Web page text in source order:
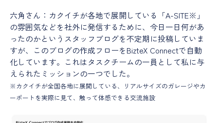
六角さん：カクイチが各地で展開している「A-SITE※」
の雰囲気などを社外に発信するために、今日一日何があ
ったのかというスタッフブログを不定期に投稿していま
すが、このブログの作成フローをBizteX Connectで自動
化しています。これはタスクチームの一員として私に与
えられたミッションの一つでした。
※カクイチが全国各地に展開している、リアルサイズのガレージやカ
ーポートを実際に見て、触って体感できる交流施設